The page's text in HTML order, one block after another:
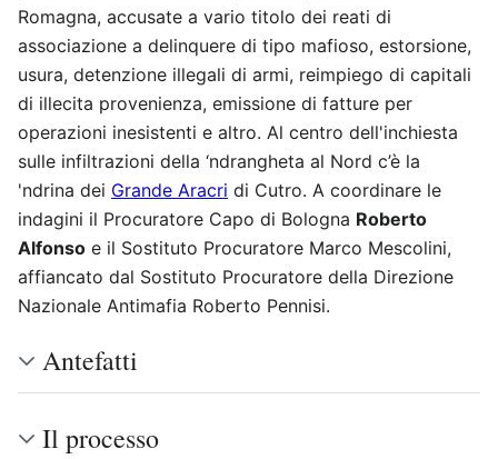
Romagna, accusate a vario titolo dei reati di
associazione a delinquere di tipo mafioso, estorsione,
usura, detenzione illegali di armi, reimpiego di capitali
di illecita provenienza, emissione di fatture per
operazioni inesistenti e altro. Al centro dell'inchiesta
sulle infiltrazioni della ‘ndrangheta al Nord c’è la
'ndrina dei Grande Aracri di Cutro. A coordinare le
indagini il Procuratore Capo di Bologna Roberto
Alfonso e il Sostituto Procuratore Marco Mescolini,
affiancato dal Sostituto Procuratore della Direzione
Nazionale Antimafia Roberto Pennisi.
Antefatti
Il processo